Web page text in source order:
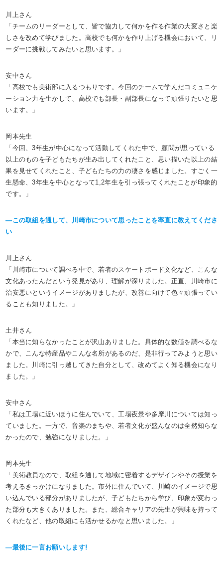
川上さん
「チームのリーダーとして、皆で協力して何かを作る作業の大変さと楽
しさを改めて学びました。高校でも何かを作り上げる機会において、リ
ーダーに挑戦してみたいと思います。」
安中さん
「高校でも美術部に入るつもりです。今回のチームで学んだコミュニケ
ーション力を生かして、高校でも部長・副部長になって頑張りたいと思
います。」
岡本先生
「今回、3年生が中心になって活動してくれた中で、顧問が思っている
以上のものを子どもたちが生み出してくれたこと、思い描いた以上の結
果を見せてくれたこと、子どもたちの力の凄さを感じました。すごく一
生懸命、3年生を中心となって1,2年生を引っ張ってくれたことが印象的
です。」
―この取組を通して、川崎市について思ったことを率直に教えてくださ
い
川上さん
「川崎市について調べる中で、若者のスケートボード文化など、こんな
文化あったんだという発見があり、理解が深りました。正直、川崎市に
治安悪いというイメージがありましたが、改善に向けて色々頑張ってい
ることも知りました。」
土井さん
「本当に知らなかったことが沢山ありました。具体的な数値を調べるな
かで、こんな特産品やこんな名所があるのだ、是非行ってみようと思い
ました。川崎に引っ越してきた自分として、改めてよく知る機会になり
ました。」
安中さん
「私は工場に近いほうに住んでいて、工場夜景や多摩川については知っ
ていました。一方で、音楽のまちや、若者文化が盛んなのは全然知らな
かったので、勉強になりました。」
岡本先生
「美術教員なので、取組を通して地域に密着するデザインやその授業を
考えるきっかけになりました。市外に住んでいて、川崎のイメージで思
い込んでいる部分がありましたが、子どもたちから学び、印象が変わっ
た部分も大きくありました。また、総合キャリアの先生が興味を持って
くれたなど、他の取組にも活かせるかなと思いました。」
―最後に一言お願いします!